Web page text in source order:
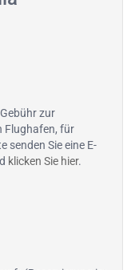
zur
Flughafen, für
senden Sie eine E-
klicken Sie hier.